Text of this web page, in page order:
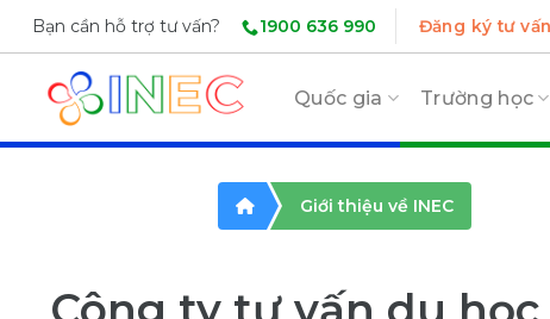
Skip
content
Bạn cần hỗ trợ tư vấn? 1900 636 990 Đăng ký tư vấn
Quốc gia Trường học
Giới thiệu về INEC